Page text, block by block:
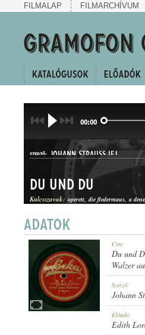
FILMALAP FILMARCHÍVUM
00:00
SZERZŐ: JOHANN STRAUSS IFJ.
KERINGŐ
Du und Du
Kulcsszavak: operett die fledermaus a
Cím:
Du und
Walzer
Szerző:
Johann
Előadó:
Edith